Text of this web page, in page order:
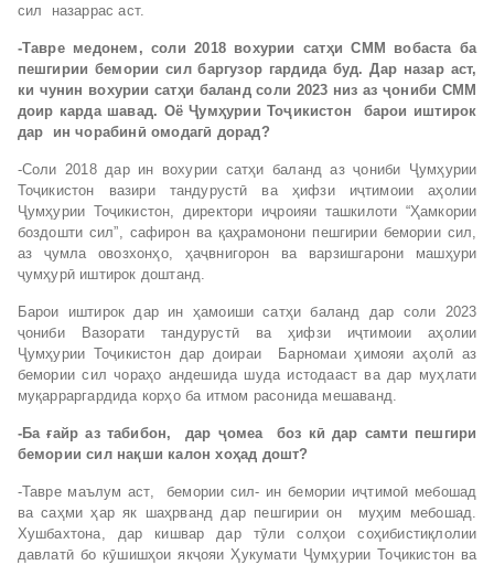
сил назаррас аст.
-Тавре медонем, соли 2018 вохурии сатҳи СММ вобаста ба
пешгирии бемории сил баргузор гардида буд. Дар назар аст,
ки чунин вохурии сатҳи баланд соли 2023 низ аз ҷониби СММ
доир карда шавад. ОёҶумҳурии Тоҷикистон
барои иштирок
дар ин чорабин ӣ омодагӣ дорад?
-Соли 2018 дар ин вохурии сатҳи баланд аз ҷониби Ҷумҳурии
Тоҷикистон вазири тандурустӣ ва ҳифзи иҷтимоии аҳолии
Ҷумҳурии Тоҷикистон, директори иҷроияи ташкилоти “Ҳамкории
боздошти сил”, сафирон ва қаҳрамонони пешгирии бемории сил,
аз ҷумла овозхонҳо, ҳаҷвнигорон ва варзишгарони машҳури
ҷумҳурӣ иштирок доштанд.
Барои иштирок дар ин ҳамоиши сатҳи баланд дар соли 2023
ҷониби Вазорати тандурустӣ ва ҳифзи иҷтимоии аҳолии
Ҷумҳурии Тоҷикистон дар доираи Барномаи ҳимояи аҳолӣ аз
бемории сил чораҳо андешида шуда истодааст ва дар муҳлати
муқарраргардида корҳо ба итмом расонида мешаванд.
-Бағайр аз табибон, дар ҷомеа боз кӣ дар самти пешгири
бемории сил нақши калон хоҳад дошт?
-Тавре маълум аст, бемории сил- ин бемории иҷтимоӣ мебошад
ва саҳми ҳар як шаҳрванд дар пешгирии он муҳим мебошад.
Хушбахтона, дар кишвар дар тӯли солҳои соҳибистиқлолии
давлатӣ бо кӯшишҳои якҷояи Ҳукумати Ҷумҳурии Тоҷикистон ва